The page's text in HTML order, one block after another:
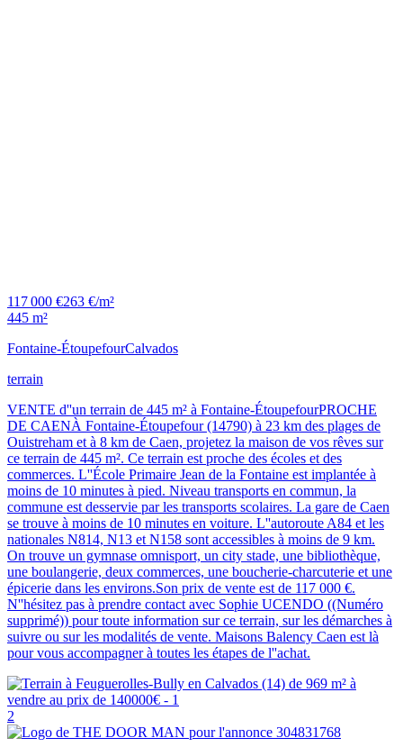
117 000 €263 €/m²
445 m²
Fontaine-ÉtoupefourCalvados
terrain
VENTE d''un terrain de 445 m² à Fontaine-ÉtoupefourPROCHE
DE CAENÀ Fontaine-Étoupefour (14790) à 23 km des plages de
Ouistreham et à 8 km de Caen, projetez la maison de vos rêves sur
ce terrain de 445 m². Ce terrain est proche des écoles et des
commerces. L''École Primaire Jean de la Fontaine est implantée à
moins de 10 minutes à pied. Niveau transports en commun, la
commune est desservie par les transports scolaires. La gare de Caen
se trouve à moins de 10 minutes en voiture. L''autoroute A84 et les
nationales N814, N13 et N158 sont accessibles à moins de 9 km.
On trouve un gymnase omnisport, un city stade, une bibliothèque,
une boulangerie, deux commerces, une boucherie-charcuterie et une
épicerie dans les environs.Son prix de vente est de 117 000 €.
N''hésitez pas à prendre contact avec Sophie UCENDO ((Numéro
supprimé)) pour toute information sur ce terrain, sur les démarches à
suivre ou sur les modalités de vente. Maisons Balency Caen est là
pour vous accompagner à toutes les étapes de l''achat.
2